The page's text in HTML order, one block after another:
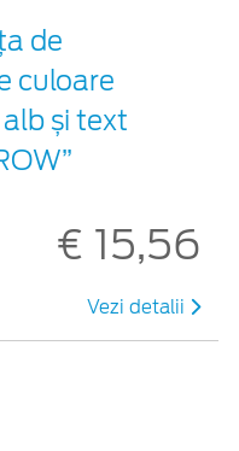
de
culoare
și text
€ 15,56
Vezi detalii